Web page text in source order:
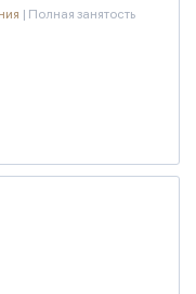
| Полная занятость